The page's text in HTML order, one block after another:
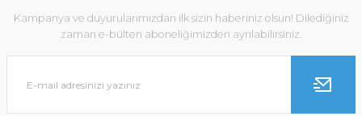
Kampanya ve duyurularımızdan ilk sizin haberiniz olsun! Dilediğiniz
zaman e-bülten aboneliğimizden ayrılabilirsiniz.